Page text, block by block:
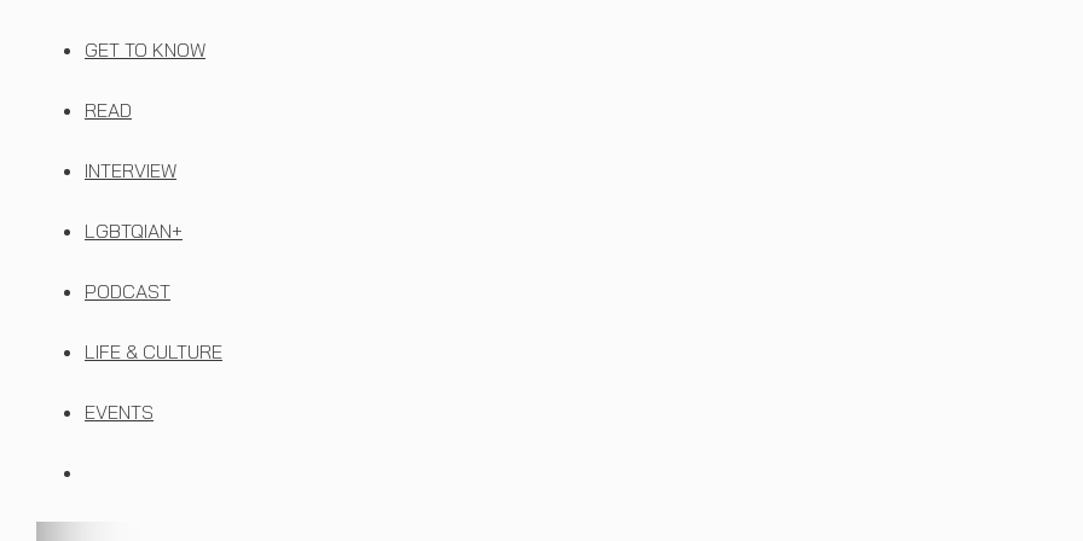
GET TO KNOW
READ
INTERVIEW
LGBTQIAN+
PODCAST
LIFE & CULTURE
EVENTS